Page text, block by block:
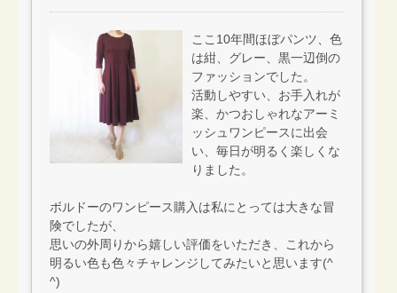
ここ10年間ほぼパンツ、色
は紺、グレー、黒一辺倒の
ファッションでした。
活動しやすい、お手入れが
楽、かつおしゃれなアーミ
ッシュワンピースに出会
い、毎日が明るく楽しくな
りました。
ボルドーのワンピース購入は私にとっては大きな冒
険でしたが、
思いの外周りから嬉しい評価をいただき、これから
明るい色も色々チャレンジしてみたいと思います(^
^)